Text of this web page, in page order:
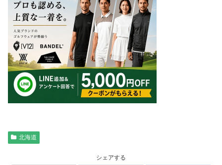
北海道
シェアする